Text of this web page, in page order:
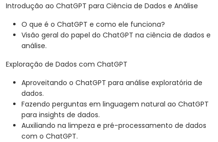
Introdução ao ChatGPT para Ciência de Dados e Análise
O que é o ChatGPT e como ele funciona?
Visão geral do papel do ChatGPT na ciência de dados e
análise.
Exploração de Dados com ChatGPT
Aproveitando o ChatGPT para análise exploratória de
dados.
Fazendo perguntas em linguagem natural ao ChatGPT
para insights de dados.
Auxiliando na limpeza e pré-processamento de dados
com o ChatGPT.